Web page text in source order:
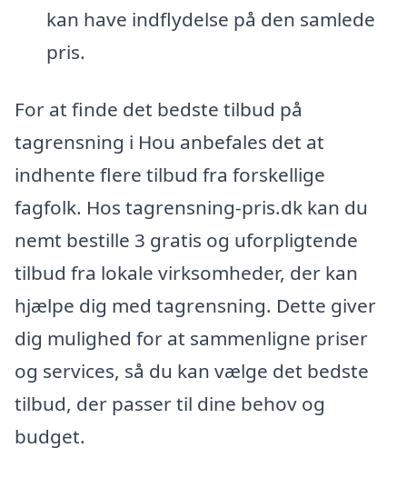
kan have indflydelse på den samlede
pris.
For at finde det bedste tilbud på
tagrensning i Hou anbefales det at
indhente flere tilbud fra forskellige
fagfolk. Hos tagrensning-pris.dk kan du
nemt bestille 3 gratis og uforpligtende
tilbud fra lokale virksomheder, der kan
hjælpe dig med tagrensning. Dette giver
dig mulighed for at sammenligne priser
og services, så du kan vælge det bedste
tilbud, der passer til dine behov og
budget.